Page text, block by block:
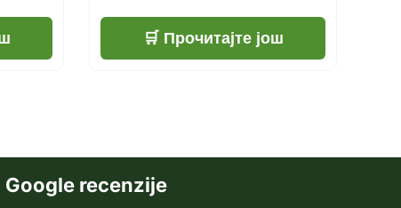
Прочитајте још
Google recenzije